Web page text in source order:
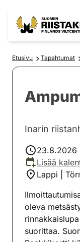
Etusivu Tapahtumat
Inarin
23.8.2026
Lisää
Lappi |
oleva
suorittaa.